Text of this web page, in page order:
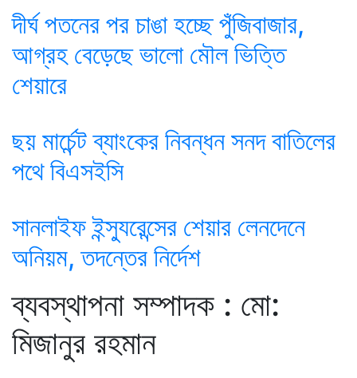
দীর্ঘ পতনের পর চাঙা হচ্ছে পুঁজিবাজার,
আগ্রহ বেড়েছে ভালো মৌল ভিত্তি
শেয়ারে
ছয় মার্চেন্ট ব্যাংকের নিবন্ধন সনদ বাতিলের
পথে বিএসইসি
সানলাইফ ইন্স্যুরেন্সের শেয়ার লেনদেনে
অনিয়ম, তদন্তের নির্দেশ
ব্যবস্থাপনা সম্পাদক : মো:
মিজানুর রহমান